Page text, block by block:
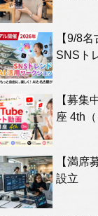
【9/8
SNSト
【募集
座 4th
【満席
設立